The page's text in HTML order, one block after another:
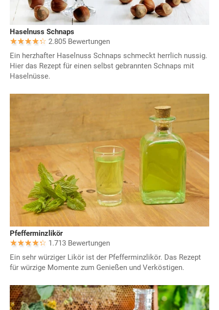
Haselnuss Schnaps
2.805 Bewertungen
Ein herzhafter Haselnuss Schnaps schmeckt herrlich nussig.
Hier das Rezept für einen selbst gebrannten Schnaps mit
Haselnüsse.
Pfefferminzlikör
1.713 Bewertungen
Ein sehr würziger Likör ist der Pfefferminzlikör. Das Rezept
für würzige Momente zum Genießen und Verköstigen.